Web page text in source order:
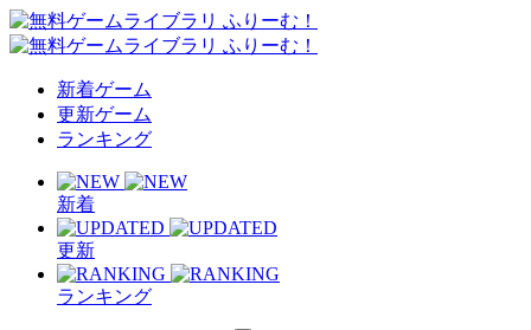
新着ゲーム
更新ゲーム
ランキング
新着
更新
ランキング